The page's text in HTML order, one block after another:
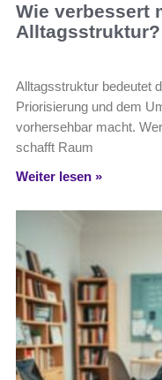
Wie verbessert
Alltagsstruktur?
Alltagsstruktur bedeutet
Priorisierung und dem
vorhersehbar macht.
schafft Raum
Weiter lesen »